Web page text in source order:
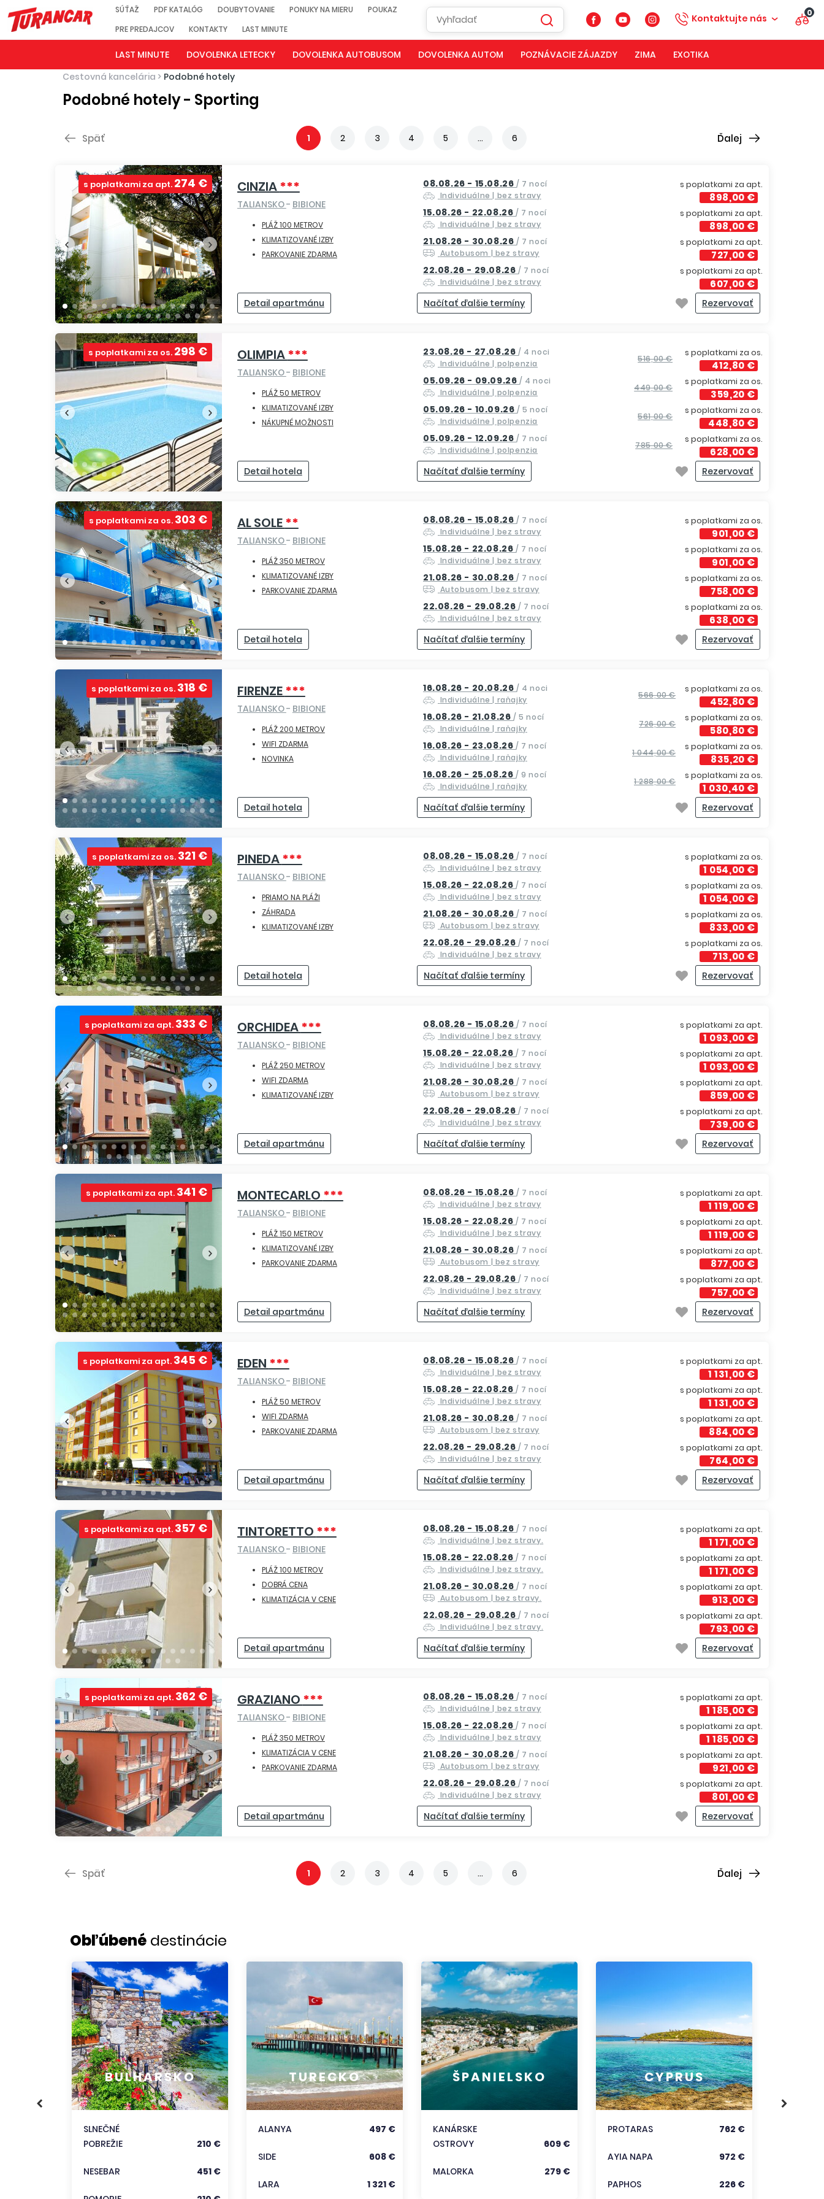
SÚŤAŽ PDF KATALÓG DOUBYTOVANIE PONUKY NA MIERU
POUKAZ
PRE PREDAJCOV
KONTAKTY LAST MINUTE
Kontaktujte nás 0
LAST MINUTE DOVOLENKA LETECKY DOVOLENKA AUTOBUSOM DOVOLENKA AUTOM POZNÁVACIE ZÁJAZDY ZIMA
EXOTIKA
Cestovná kancelária > Podobné hotely
Podobné hotely - Sporting
Späť 1 2 3 4 5 ... 6 Ďalej
CINZIA***
TALIANSKO- BIBIONE
s poplatkami za apt. 274 €
PLÁŽ 100 METROV
KLIMATIZOVANÉ IZBY
PARKOVANIE ZDARMA
Detail apartmánu
08.08.26 - 15.08.26 / 7 nocí
Individuálne | bez stravy
s poplatkami za apt.
898,00 €
15.08.26 - 22.08.26 / 7 nocí
Individuálne | bez stravy
s poplatkami za apt.
898,00 €
21.08.26 - 30.08.26 / 7 nocí
Autobusom | bez stravy
s poplatkami za apt.
727,00 €
22.08.26 - 29.08.26 / 7 nocí
Individuálne | bez stravy
s poplatkami za apt.
607,00 €
Načítať ďalšie termíny Rezervovať
OLIMPIA***
TALIANSKO- BIBIONE
s poplatkami za os. 298 €
PLÁŽ 50 METROV
KLIMATIZOVANÉ IZBY
NÁKUPNÉ MOŽNOSTI
Detail hotela
23.08.26 - 27.08.26 / 4 noci
Individuálne | polpenzia 516,00 €
s poplatkami za os.
412,80 €
05.09.26 - 09.09.26 / 4 noci
Individuálne | polpenzia 449,00 €
s poplatkami za os.
359,20 €
05.09.26 - 10.09.26 / 5 nocí
Individuálne | polpenzia 561,00 €
s poplatkami za os.
448,80 €
05.09.26 - 12.09.26 / 7 nocí
Individuálne | polpenzia 785,00 €
s poplatkami za os.
628,00 €
Načítať ďalšie termíny Rezervovať
AL SOLE**
TALIANSKO- BIBIONE
s poplatkami za os. 303 €
PLÁŽ 350 METROV
KLIMATIZOVANÉ IZBY
PARKOVANIE ZDARMA
Detail hotela
08.08.26 - 15.08.26 / 7 nocí
Individuálne | bez stravy
s poplatkami za os.
901,00 €
15.08.26 - 22.08.26 / 7 nocí
Individuálne | bez stravy
s poplatkami za os.
901,00 €
21.08.26 - 30.08.26 / 7 nocí
Autobusom | bez stravy
s poplatkami za os.
758,00 €
22.08.26 - 29.08.26 / 7 nocí
Individuálne | bez stravy
s poplatkami za os.
638,00 €
Načítať ďalšie termíny Rezervovať
FIRENZE***
TALIANSKO- BIBIONE
s poplatkami za os. 318 €
PLÁŽ 200 METROV
WIFI ZDARMA
NOVINKA
Detail hotela
16.08.26 - 20.08.26 / 4 noci
Individuálne | raňajky 566,00 €
s poplatkami za os.
452,80 €
16.08.26 - 21.08.26 / 5 nocí
Individuálne | raňajky 726,00 €
s poplatkami za os.
580,80 €
16.08.26 - 23.08.26 / 7 nocí
Individuálne | raňajky 1 044,00 €
s poplatkami za os.
835,20 €
16.08.26 - 25.08.26 / 9 nocí
Individuálne | raňajky 1 288,00 €
s poplatkami za os.
1 030,40 €
Načítať ďalšie termíny Rezervovať
PINEDA***
TALIANSKO- BIBIONE
s poplatkami za os. 321 €
PRIAMO NA PLÁŽI
ZÁHRADA
KLIMATIZOVANÉ IZBY
Detail hotela
08.08.26 - 15.08.26 / 7 nocí
Individuálne | bez stravy
s poplatkami za os.
1 054,00 €
15.08.26 - 22.08.26 / 7 nocí
Individuálne | bez stravy
s poplatkami za os.
1 054,00 €
21.08.26 - 30.08.26 / 7 nocí
Autobusom | bez stravy
s poplatkami za os.
833,00 €
22.08.26 - 29.08.26 / 7 nocí
Individuálne | bez stravy
s poplatkami za os.
713,00 €
Načítať ďalšie termíny Rezervovať
ORCHIDEA***
TALIANSKO- BIBIONE
s poplatkami za apt. 333 €
PLÁŽ 250 METROV
WIFI ZDARMA
KLIMATIZOVANÉ IZBY
Detail apartmánu
08.08.26 - 15.08.26 / 7 nocí
Individuálne | bez stravy
s poplatkami za apt.
1 093,00 €
15.08.26 - 22.08.26 / 7 nocí
Individuálne | bez stravy
s poplatkami za apt.
1 093,00 €
21.08.26 - 30.08.26 / 7 nocí
Autobusom | bez stravy
s poplatkami za apt.
859,00 €
22.08.26 - 29.08.26 / 7 nocí
Individuálne | bez stravy
s poplatkami za apt.
739,00 €
Načítať ďalšie termíny Rezervovať
MONTECARLO ***
TALIANSKO- BIBIONE
s poplatkami za apt. 341 €
PLÁŽ 150 METROV
KLIMATIZOVANÉ IZBY
PARKOVANIE ZDARMA
Detail apartmánu
08.08.26 - 15.08.26 / 7 nocí
Individuálne | bez stravy
s poplatkami za apt.
1 119,00 €
15.08.26 - 22.08.26 / 7 nocí
Individuálne | bez stravy
s poplatkami za apt.
1 119,00 €
21.08.26 - 30.08.26 / 7 nocí
Autobusom | bez stravy
s poplatkami za apt.
877,00 €
22.08.26 - 29.08.26 / 7 nocí
Individuálne | bez stravy
s poplatkami za apt.
757,00 €
Načítať ďalšie termíny Rezervovať
EDEN ***
TALIANSKO- BIBIONE
s poplatkami za apt. 345 €
PLÁŽ 50 METROV
WIFI ZDARMA
PARKOVANIE ZDARMA
Detail apartmánu
08.08.26 - 15.08.26 / 7 nocí
Individuálne | bez stravy
s poplatkami za apt.
1 131,00 €
15.08.26 - 22.08.26 / 7 nocí
Individuálne | bez stravy
s poplatkami za apt.
1 131,00 €
21.08.26 - 30.08.26 / 7 nocí
Autobusom | bez stravy
s poplatkami za apt.
884,00 €
22.08.26 - 29.08.26 / 7 nocí
Individuálne | bez stravy
s poplatkami za apt.
764,00 €
Načítať ďalšie termíny Rezervovať
TINTORETTO ***
TALIANSKO- BIBIONE
s poplatkami za apt. 357 €
PLÁŽ 100 METROV
DOBRÁ CENA
KLIMATIZÁCIA V CENE
Detail apartmánu
08.08.26 - 15.08.26 / 7 nocí
Individuálne | bez stravy.
s poplatkami za apt.
1 171,00 €
15.08.26 - 22.08.26 / 7 nocí
Individuálne | bez stravy.
s poplatkami za apt.
1 171,00 €
21.08.26 - 30.08.26 / 7 nocí
Autobusom | bez stravy.
s poplatkami za apt.
913,00 €
22.08.26 - 29.08.26 / 7 nocí
Individuálne | bez stravy.
s poplatkami za apt.
793,00 €
Načítať ďalšie termíny Rezervovať
GRAZIANO ***
TALIANSKO- BIBIONE
s poplatkami za apt. 362 €
PLÁŽ 350 METROV
KLIMATIZÁCIA V CENE
PARKOVANIE ZDARMA
Detail apartmánu
08.08.26 - 15.08.26 / 7 nocí
Individuálne | bez stravy
s poplatkami za apt.
1 185,00 €
15.08.26 - 22.08.26 / 7 nocí
Individuálne | bez stravy
s poplatkami za apt.
1 185,00 €
21.08.26 - 30.08.26 / 7 nocí
Autobusom | bez stravy
s poplatkami za apt.
921,00 €
22.08.26 - 29.08.26 / 7 nocí
Individuálne | bez stravy
s poplatkami za apt.
801,00 €
Načítať ďalšie termíny Rezervovať
Späť 1 2 3 4 5 ... 6 Ďalej
Obľúbené destinácie
BULHARSKO
SLNEČNÉ
POBREŽIE
210 €
NESEBAR 451 €
TURECKO
ALANYA 497 €
SIDE 608 €
LARA 1 321 €
ŠPANIELSKO
KANÁRSKE
OSTROVY
609 €
MALORKA 279 €
CYPRUS
PROTARAS 762 €
AYIA NAPA 972 €
PAPHOS 226 €